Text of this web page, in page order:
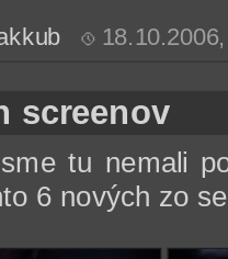
screenov
tu nemali
6 nových zo